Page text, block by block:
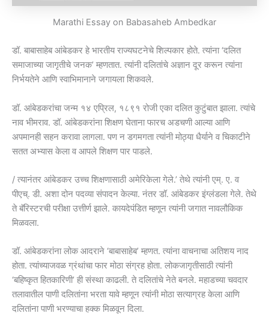
Marathi Essay on Babasaheb Ambedkar
डॉ. बाबासाहेब आंबेडकर हे भारतीय राज्यघटनेचे शिल्पकार होते. त्यांना ‘दलित
समाजाच्या जागृतीचे जनक’ म्हणतात. त्यांनी दलितांचे अज्ञान दूर करून त्यांना
निर्भयतेने आणि स्वाभिमानाने जगायला शिकवले.
डॉ. आंबेडकरांचा जन्म १४ एप्रिल, १८९१ रोजी एका दलित कुटुंबात झाला. त्यांचे
नाव भीमराव. डॉ. आंबेडकरांना शिक्षण घेताना फारच अडचणी आल्या आणि
अपमानही सहन करावा लागला. पण न डगमगता त्यांनी मोठ्या धैर्याने व चिकाटीने
सतत अभ्यास केला व आपले शिक्षण पार पाडले.
/ त्यानंतर आंबेडकर उच्च शिक्षणासाठी अमेरिकेला गेले.’ तेथे त्यांनी एम्. ए. व
पीएच्. डी. अशा दोन पदव्या संपादन केल्या. नंतर डॉ. आंबेडकर इंग्लंडला गेले. तेथे
ते बॅरिस्टरची परीक्षा उत्तीर्ण झाले. कायदेपंडित म्हणून त्यांनी जगात नावलौकिक
मिळवला.
डॉ. आंबेडकरांना लोक आदराने ‘बाबासाहेब’ म्हणत. त्यांना वाचनाचा अतिशय नाद
होता. त्यांच्याजवळ ग्रंथांचा फार मोठा संग्रह होता. लोकजागृतीसाठी त्यांनी
‘बहिष्कृत हितकारिणी’ ही संस्था काढली. ते दलितांचे नेते बनले. महाडच्या चवदार
तलावातील पाणी दलितांना भरता यावे म्हणून त्यांनी मोठा सत्याग्रह केला आणि
दलितांना पाणी भरण्याचा हक्क मिळवून दिला.